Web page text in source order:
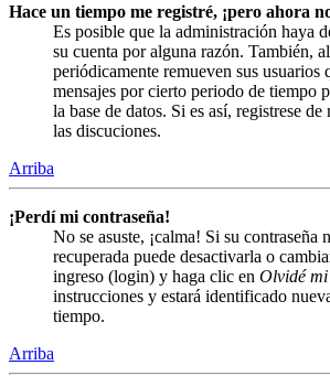
Hace un tiempo me registré, ¡pero ahora
Es posible que la administración haya
su cuenta por alguna razón. También,
periódicamente remueven sus usuarios
mensajes por cierto periodo de tiempo
la base de datos. Si es así, registrese
las discuciones.
Arriba
¡Perdí mi contraseña!
No se asuste, ¡calma! Si su contraseña
recuperada puede desactivarla o
ingreso (login) y haga clic en Olvidé
instrucciones y estará identificado
tiempo.
Arriba